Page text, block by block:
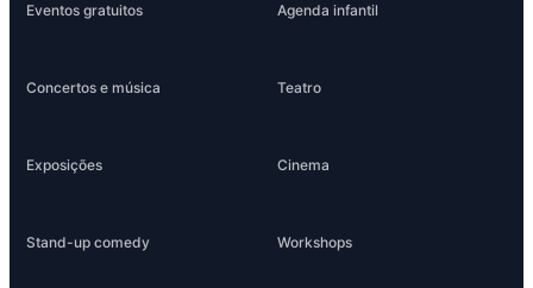
Eventos gratuitos Agenda infantil
Concertos e música Teatro
Exposições Cinema
Stand-up comedy Workshops